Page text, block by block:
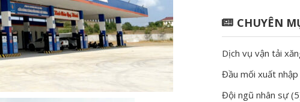
CHUYÊN
Dịch vụ vận tải
Đầu mối xuất nhập
Đội ngũ nhân sự